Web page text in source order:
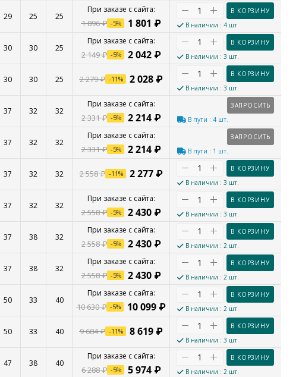
29 25 25
1 801 ₽
1 896₽ -5%
В КОРЗИНУ
В наличии : 4 шт.
30 30 25
2 042₽
2 149₽ -5%
В КОРЗИНУ
В наличии : 3 шт.
30 30 25 2 028₽
2 279₽ -11%
В КОРЗИНУ
В наличии : 3 шт.
37 32 32
2 214₽
2 331₽ -5%
ЗАПРОСИТЬ
В пути : 4 шт.
37 32 32
2 214₽
2 331₽ -5%
ЗАПРОСИТЬ
В пути : 1 шт.
37 32 32 2 277₽
2 558₽ -11%
В КОРЗИНУ
В наличии : 3 шт.
37 32 32
2 430₽
2 558₽ -5%
В КОРЗИНУ
В наличии : 3 шт.
37 38 32
2 430₽
2 558₽ -5%
В КОРЗИНУ
В наличии : 2 шт.
37 38 32
2 430₽
2 558₽ -5%
В КОРЗИНУ
В наличии : 2 шт.
50 33 40
10 099₽
10 630₽ -5%
В КОРЗИНУ
В наличии : 2 шт.
50 33 40 8 619₽
9 684₽ -11%
В КОРЗИНУ
В наличии : 3 шт.
47 38 40
5 974₽
6 288₽ -5%
В КОРЗИНУ
В наличии : 2 шт.